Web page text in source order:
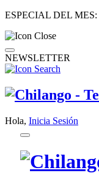
ESPECIAL DEL MES:
NEWSLETTER
Hola, Inicia Sesión